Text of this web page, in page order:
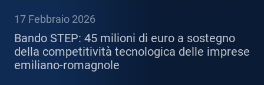
17 Febbraio 2026
Bando STEP: 45 milioni di euro a sostegno
della competitività tecnologica delle imprese
emiliano-romagnole